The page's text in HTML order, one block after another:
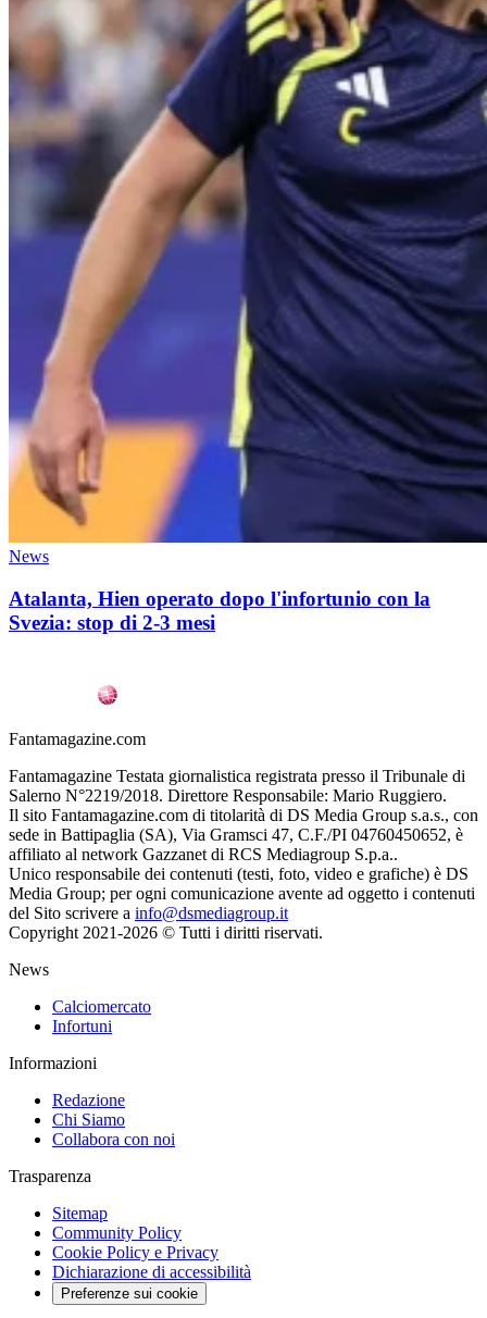
News
Atalanta, Hien operato dopo l'infortunio con la
Svezia: stop di 2-3 mesi
Fantamagazine.com
Fantamagazine Testata giornalistica registrata presso il Tribunale di
Salerno N°2219/2018. Direttore Responsabile: Mario Ruggiero.
Il sito Fantamagazine.com di titolarità di DS Media Group s.a.s., con
sede in Battipaglia (SA), Via Gramsci 47, C.F./PI 04760450652, è
affiliato al network Gazzanet di RCS Mediagroup S.p.a..
Unico responsabile dei contenuti (testi, foto, video e grafiche) è DS
Media Group; per ogni comunicazione avente ad oggetto i contenuti
del Sito scrivere a info@dsmediagroup.it
Copyright 2021-2026 © Tutti i diritti riservati.
News
Calciomercato
Infortuni
Informazioni
Redazione
Chi Siamo
Collabora con noi
Trasparenza
Sitemap
Community Policy
Cookie Policy e Privacy
Dichiarazione di accessibilità
Preferenze sui cookie